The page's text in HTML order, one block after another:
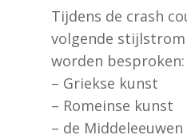
Tijdens de crash
volgende
worden besproken:
– Griekse kunst
– Romeinse kunst
– de Middeleeuwen